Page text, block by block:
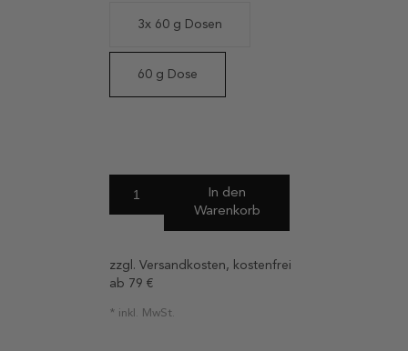
3x 60 g Dosen
60 g Dose
In den
Warenkorb
zzgl. Versandkosten, kostenfrei
ab 79 €
inkl. MwSt.